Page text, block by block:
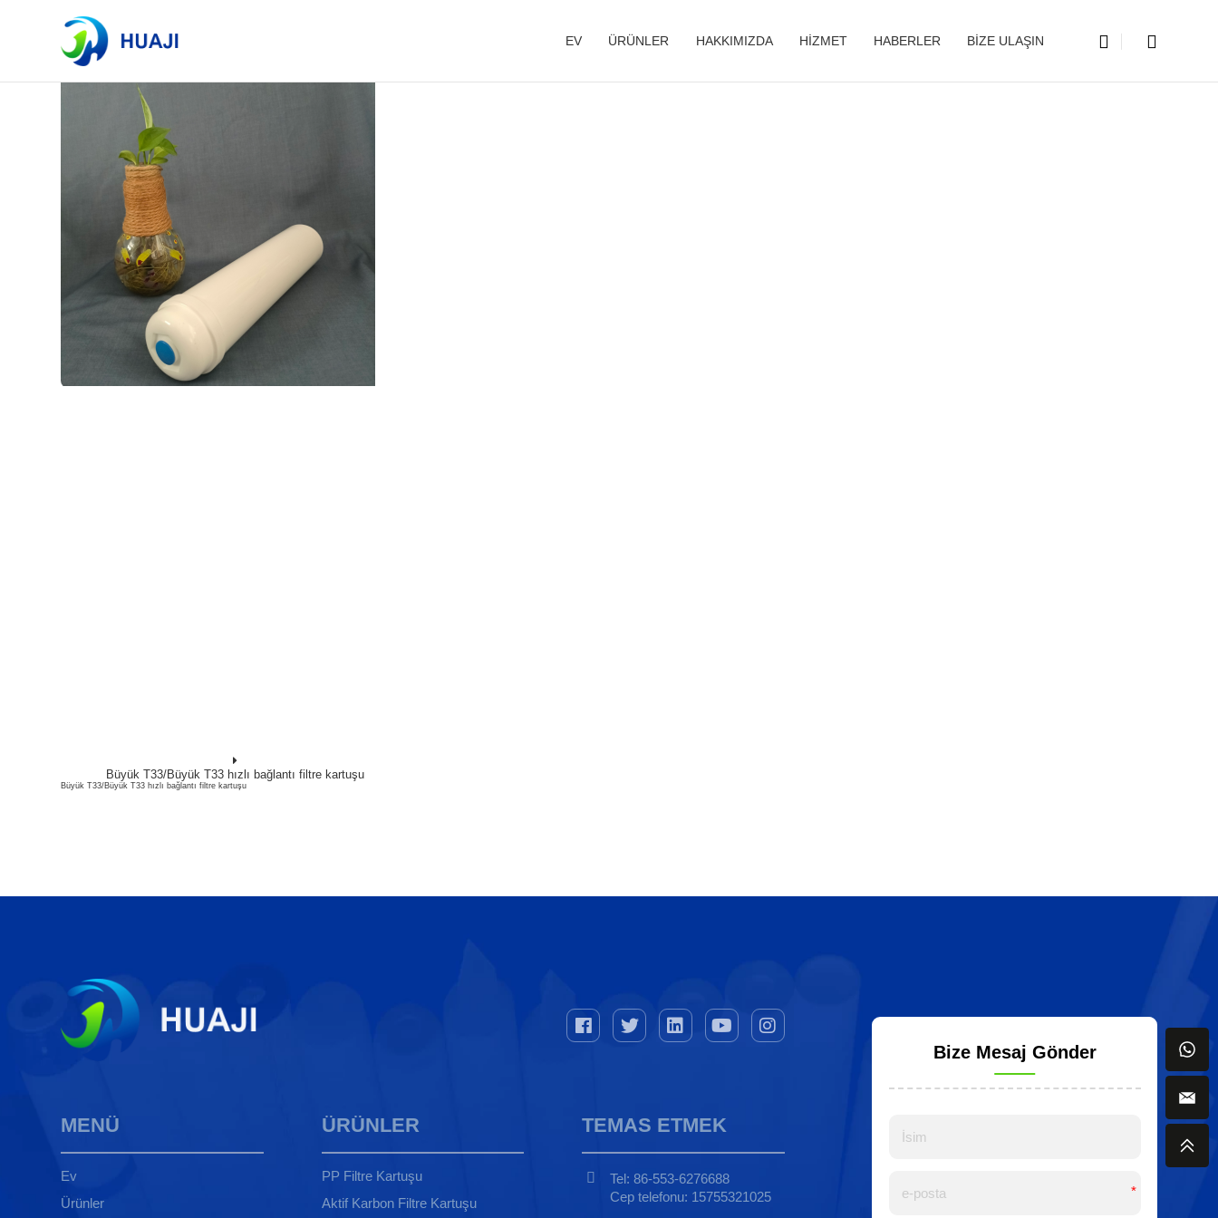
EV ÜRÜNLER HAKKIMIZDA HIZMET HABERLER BIZE ULAŞIN
Etiketler listesi
Toplam 1 makale bulundu
Büyük T33/Büyük T33 hızlı bağlantı filtre kartuşu
Büyük T33/Büyük T33 hızlı bağlantı filtre kartuşu
MENÜ
Ev
Ürünler
ÜRÜNLER
PP Filtre Kartuşu
Aktif Karbon Filtre Kartuşu
TEMAS ETMEK
Tel: 86-553-6276688
Cep telefonu: 15755321025
Bize Mesaj Gönder
*